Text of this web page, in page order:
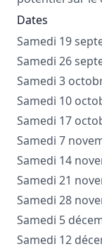
Dates
Samedi 19
Samedi 26
Samedi 3
Samedi 10
Samedi 17
Samedi 7
Samedi 14
Samedi 21
Samedi 28
Samedi 5
Samedi 12